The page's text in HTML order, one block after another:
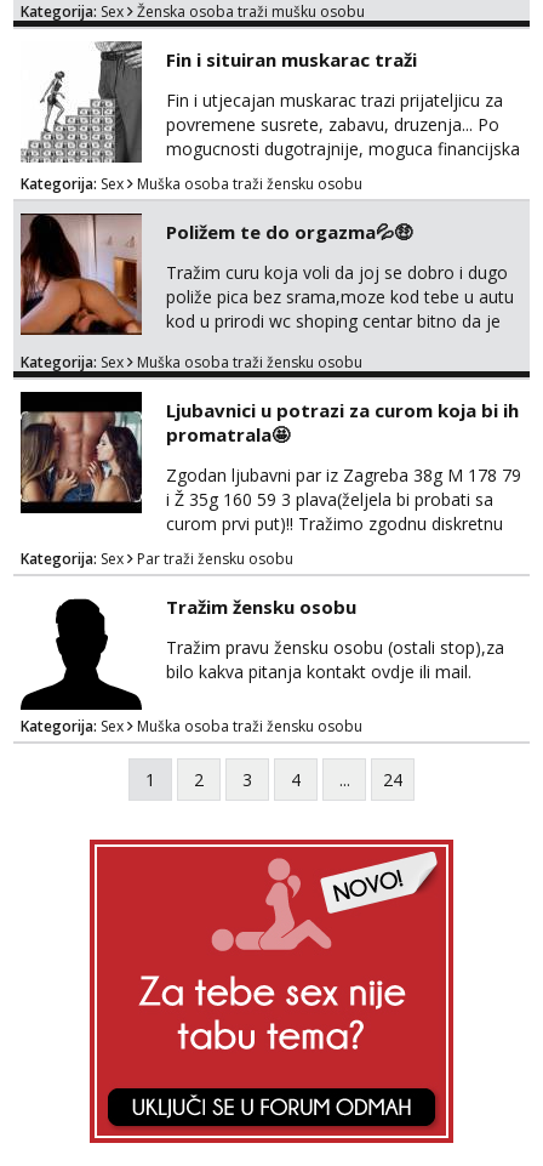
na sexdater link i javi mi se tamo....
Kategorija: Sex Ženska osoba traži mušku osobu
Fin i situiran muskarac traži
Fin i utjecajan muskarac trazi prijateljicu za
povremene susrete, zabavu, druzenja... Po
mogucnosti dugotrajnije, moguca financijska
potpora!
Kategorija: Sex Muška osoba traži žensku osobu
Poližem te do orgazma💦🤑
Tražim curu koja voli da joj se dobro i dugo
poliže pica bez srama,moze kod tebe u autu
kod u prirodi wc shoping centar bitno da je
jer nisam solo. Zgodan sam i diskretan,sliku
za brz dogovor Kontakt 0958759047
Kategorija: Sex Muška osoba traži žensku osobu
Ljubavnici u potrazi za curom koja bi ih
promatrala🤩
Zgodan ljubavni par iz Zagreba 38g M 178 79
i Ž 35g 160 59 3 plava(željela bi probati sa
curom prvi put)!! Tražimo zgodnu diskretnu
curu koja bi nas promatrala dok imamo
žestok odnos. Može se pridruziti ali i ne
mora.Bitno da uzivamo diskretno anonimno
bez upoznavanja puno.Sliku mozemo
razmjeniti,ali najbolje uzivo se upoznati. Na
goo smo do 15.8 poslije tog mozemo se
Kategorija: Sex Par traži žensku osobu
Tražim žensku osobu
Tražim pravu žensku osobu (ostali stop),za
bilo kakva pitanja kontakt ovdje ili mail.
Kategorija: Sex Muška osoba traži žensku osobu
1 2 3 4 ... 24